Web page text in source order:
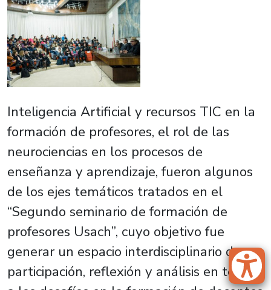
Inteligencia Artificial y recursos TIC en la
formación de profesores, el rol de las
neurociencias en los procesos de
enseñanza y aprendizaje, fueron algunos
de los ejes temáticos tratados en el
“Segundo seminario de formación de
profesores Usach”, cuyo objetivo fue
generar un espacio interdisciplinario de
participación, reflexión y análisis en torno